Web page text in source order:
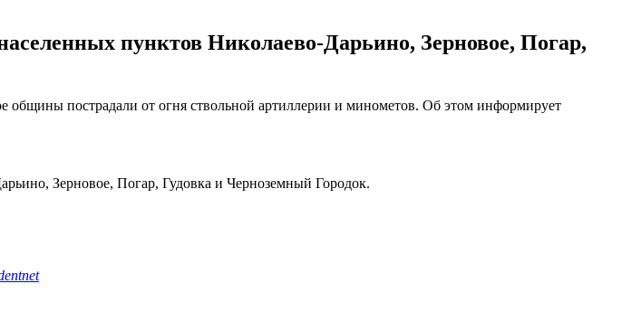
пунктов Николаево-Дарьино, Зерновое, Погар,
пострадали от огня ствольной артиллерии и минометов. Об этом информирует
Зерновое, Погар, Гудовка и Черноземный Городок.